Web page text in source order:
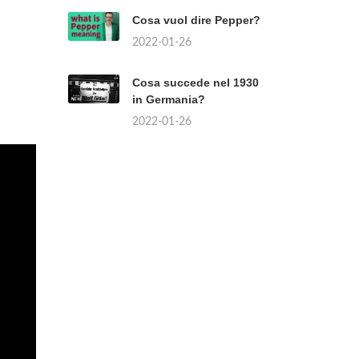
Cosa vuol dire Pepper?
2022-01-26
Cosa succede nel 1930
in Germania?
2022-01-26